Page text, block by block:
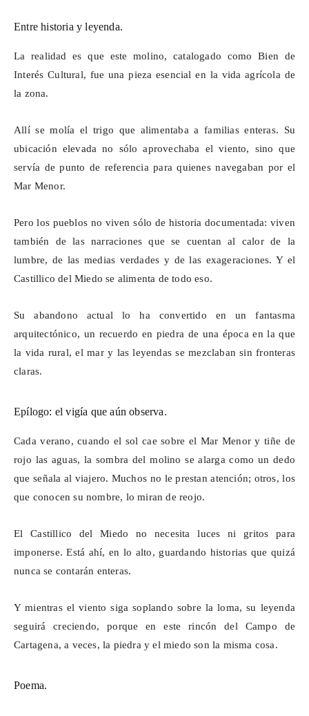
Entre historia y leyenda.
La realidad es que este molino, catalogado como Bien de
Interés Cultural, fue una pieza esencial en la vida agrícola de
la zona.
Allí se molía el trigo que alimentaba a familias enteras. Su
ubicación elevada no sólo aprovechaba el viento, sino que
servía de punto de referencia para quienes navegaban por el
Mar Menor.
Pero los pueblos no viven sólo de historia documentada: viven
también de las narraciones que se cuentan al calor de la
lumbre, de las medias verdades y de las exageraciones. Y el
Castillico del Miedo se alimenta de todo eso.
Su abandono actual lo ha convertido en un fantasma
arquitectónico, un recuerdo en piedra de una época en la que
la vida rural, el mar y las leyendas se mezclaban sin fronteras
claras.
Epílogo: el vigía que aún observa.
Cada verano, cuando el sol cae sobre el Mar Menor y tiñe de
rojo las aguas, la sombra del molino se alarga como un dedo
que señala al viajero. Muchos no le prestan atención; otros, los
que conocen su nombre, lo miran de reojo.
ElCastillico del Miedo no necesita luces ni gritos para
imponerse. Está ahí, en lo alto, guardando historias que quizá
nunca se contarán enteras.
Y mientras el viento siga soplando sobre la loma, su leyenda
seguirá creciendo, porque en este rincón del Campo de
Cartagena, a veces, la piedra y el miedo son la misma cosa.
Poema.